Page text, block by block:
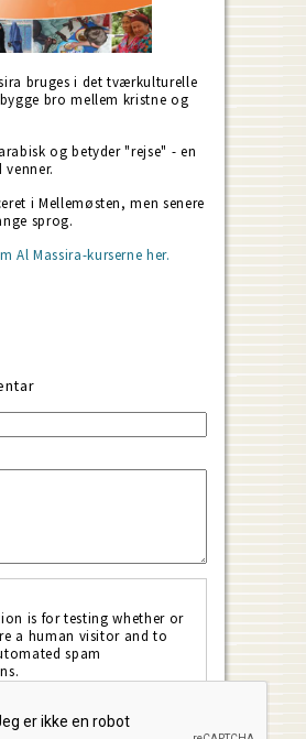
bruges i det tværkulturelle
bro mellem kristne og
og betyder "rejse" - en
i Mellemøsten, men senere
sprog.
Al Massira-kurserne her.
is for testing whether or
a human visitor and to
spam